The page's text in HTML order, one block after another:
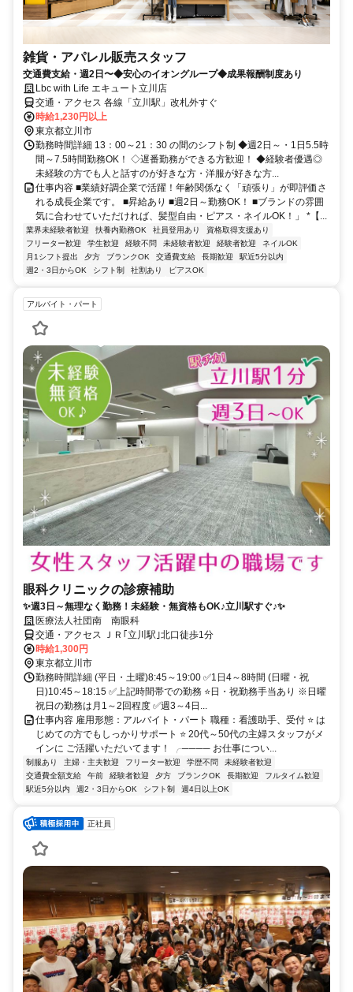
雑貨・アパレル販売スタッフ
交通費支給・週2日〜◆安心のイオングループ◆成果報酬制度あり
Lbc with Life エキュート立川店
交通・アクセス 各線「立川駅」改札外すぐ
時給1,230円以上
東京都立川市
勤務時間詳細 13：00～21：30 の間のシフト制 ◆週2日～・1日5.5時
間～7.5時間勤務OK！ ◇遅番勤務ができる方歓迎！ ◆経験者優遇◎
未経験の方でも人と話すのが好きな方・洋服が好きな方...
仕事内容 ■業績好調企業で活躍！年齢関係なく「頑張り」が即評価さ
れる成長企業です。 ■昇給あり ■週2日～勤務OK！ ■ブランドの雰囲
気に合わせていただければ、髪型自由・ピアス・ネイルOK！」 *【...
業界未経験者歓迎 扶養内勤務OK 社員登用あり
資格取得支援あり
フリーター歓迎
学生歓迎 経験不問 未経験者歓迎 経験者歓迎
ネイルOK
月1シフト提出
夕方 ブランクOK 交通費支給 長期歓迎
駅近5分以内
週2・3日からOK
シフト制 社割あり ピアスOK
アルバイト・パート
眼科クリニックの診療補助
✨週3日～無理なく勤務！未経験・無資格もOK♪立川駅すぐ♪✨
医療法人社団南 南眼科
交通・アクセス ＪＲ｢立川駅｣北口徒歩1分
時給1,300円
東京都立川市
勤務時間詳細 (平日・土曜)8:45～19:00 ✅1日4～8時間 (日曜・祝
日)10:45～18:15 ✅上記時間帯での勤務 ⭐日・祝勤務手当あり ※日曜
祝日の勤務は月1～2回程度 ✅週3～4日...
仕事内容 雇用形態：アルバイト・パート 職種：看護助手、受付 ⭐ は
じめての方でもしっかりサポート ⭐ 20代～50代の主婦スタッフがメ
インに ご活躍いただいてます！ ╭──── お仕事につい...
制服あり 主婦・主夫歓迎 フリーター歓迎 学歴不問
未経験者歓迎
交通費全額支給
午前 経験者歓迎 夕方 ブランクOK 長期歓迎
フルタイム歓迎
駅近5分以内
週2・3日からOK シフト制 週4日以上OK
正社員